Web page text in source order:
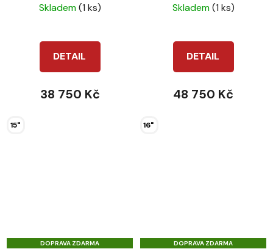
Skladem(1 ks)
DETAIL
38 750 Kč
15"
Skladem(1 ks)
DETAIL
48 750 Kč
16"
DOPRAVA ZDARMA DOPRAVA ZDARMA